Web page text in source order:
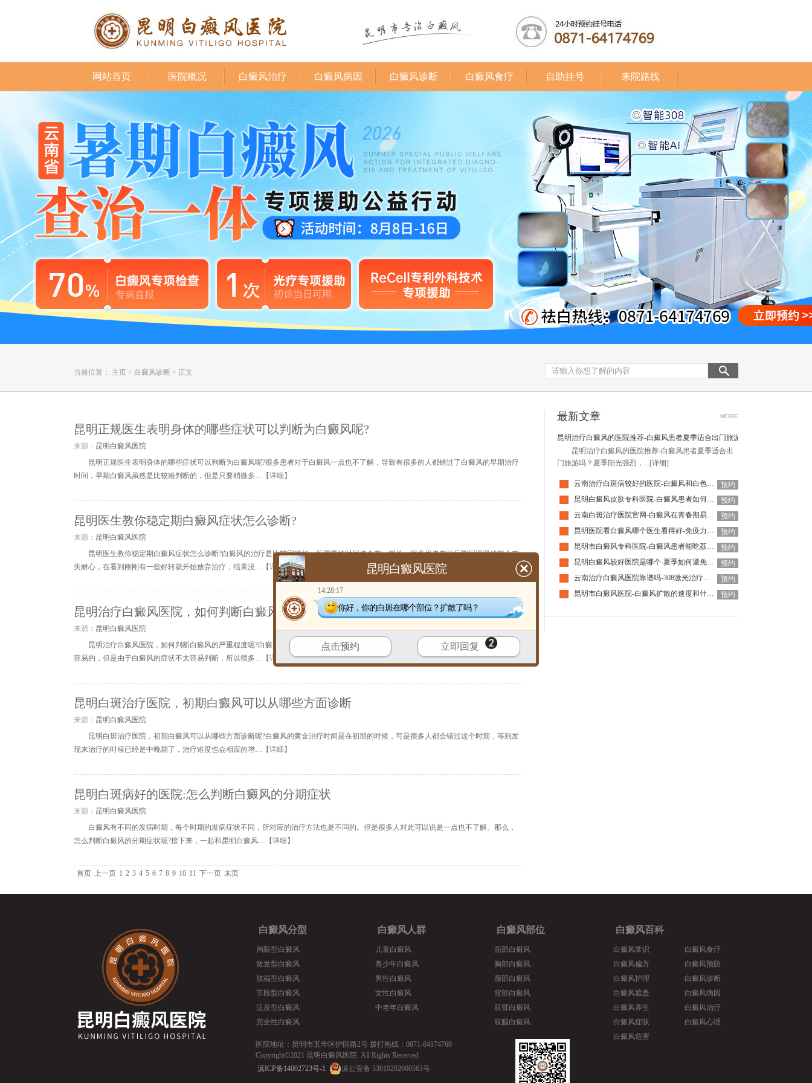
网站首页 医院概况 白癜风治疗 白癜风病因 白癜风诊断 白癜风食疗 自助挂号 来院路线
当前位置： 主页 > 白癜风诊断 > 正文
昆明正规医生表明身体的哪些症状可以判断为白癜风呢?
来源： 昆明白癜风医院
昆明正规医生表明身体的哪些症状可以判断为白癜风呢?很多患者对于白癜风一点也不了解，导致有很多的人都错过了白癜风的早期治疗
时间，早期白癜风虽然是比较难判断的，但是只要稍微多…【详细 】
昆明医生教你稳定期白癜风症状怎么诊断?
来源： 昆明白癜风医院
昆明医生教你稳定期白癜风症状怎么诊断?白癜风的治疗是比较困难的，所需要的时间也会有一些长，很多患者在治疗期间慢慢的就会丧
失耐心，在看到刚刚有一些好转就开始放弃治疗，结果没…【详细】
昆明治疗白癜风医院，如何判断白癜风的严重程度
来源： 昆明白癜风医院
昆明治疗白癜风医院，如何判断白癜风的严重程度呢?白癜风的主要症状是出现白斑，并且白癜风越严重治疗越难，但在早期相对是比较
容易的，但是由于白癜风的症状不太容易判断，所以很多…【详细
昆明白斑治疗医院，初期白癜风可以从哪些方面诊断
来源： 昆明白癜风医院
昆明白斑治疗医院，初期白癜风可以从哪些方面诊断呢?白癜风的黄金治疗时间是在初期的时候，可是很多人都会错过这个时期，等到发
现来治疗的时候已经是中晚期了，治疗难度也会相应的增…【详细 】
昆明白斑病好的医院:怎么判断白癜风的分期症状
来源： 昆明白癜风医院
白癜风有不同的发病时期，每个时期的发病症状不同，所对应的治疗方法也是不同的。但是很多人对此可以说是一点也不了解。那么，
怎么判断白癜风的分期症状呢?接下来，一起和昆明白癜风…【详细 】
首页 上一页 1 2 3 4 5 6 7 8 9 10 11 下一页 末页
最新文章 MORE
昆明治疗白癜风的医院推荐-白癜风患者夏季适合出门旅游吗
昆明治疗白癜风的医院推荐-白癜风患者夏季适合出
门旅游吗？夏季阳光强烈，... [详细]
· 云南治疗白斑病较好的医院-白癜风和白色糠疹怎么区分呢
预约
·
昆明白癜风皮肤专科医院-白癜风患者如何增强免疫力
预约
·
云南白斑治疗医院官网-白癜风在青春期易发吗
预约
·
昆明医院看白癜风哪个医生看得好-免疫力提升后白癜风会好吗
预约
·
昆明市白癜风专科医院-白癜风患者能吃荔枝吗夏天
预约
·
昆明白癜风较好医院是哪个-夏季如何避免白癜风加重
预约
·
云南治疗白癜风医院靠谱吗-308激光治疗白癜风疼吗
预约
·
昆明市白癜风医院-白癜风扩散的速度和什么因素有关 预约
白癜风分型
局限型白癜风
散发型白癜风
肢端型白癜风
节段型白癜风
泛发型白癜风
完全性白癜风
白癜风人群
儿童白癜风
青少年白癜风
男性白癜风
女性白癜风
中老年白癜风
白癜风部位
面部白癜风
胸部白癜风
颈部白癜风
背部白癜风
双臂白癜风
双腿白癜风
白癜风百科
白癜风常识
白癜风偏方
白癜风护理
白癜风遮盖
白癜风养生
白癜风症状
白癜风危害
白癜风食疗
白癜风预防
白癜风诊断
白癜风病因
白癜风治疗
白癜风心理
医院地址：昆明市五华区护国路2号 拨打热线：0871-64174769
Copyright©2021 昆明白癜风医院. All Rights Reserved
滇ICP备14002723号-1
滇公安备 53010202000563号
昆明白癜风医院
14:28:17
你好，你的白斑在哪个部位？扩散了吗？
点击预约 立即回复